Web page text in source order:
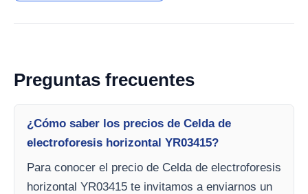
Preguntas frecuentes
¿Cómo saber los precios de Celda de
electroforesis horizontal YR03415?
Para conocer el precio de Celda de electroforesis
horizontal YR03415 te invitamos a enviarnos un